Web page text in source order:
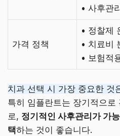
• 사후관
가격 정책
• 정찰제
• 치료비
• 보험적
치과 선택 시 가장 중요한 것
특히 임플란트는 장기적으로
로, 정기적인 사후관리가 가
택하는 것이 좋습니다.